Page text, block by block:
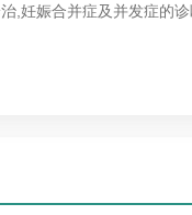
,妊娠合并症及并发症的